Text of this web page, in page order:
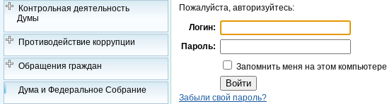
Контрольная деятельность
Думы
Противодействие коррупции
Обращения граждан
Дума и Федеральное Собрание
Пожалуйста, авторизуйтесь:
Логин:
Пароль:
Запомнить меня на этом компьютере
Забыли свой пароль?